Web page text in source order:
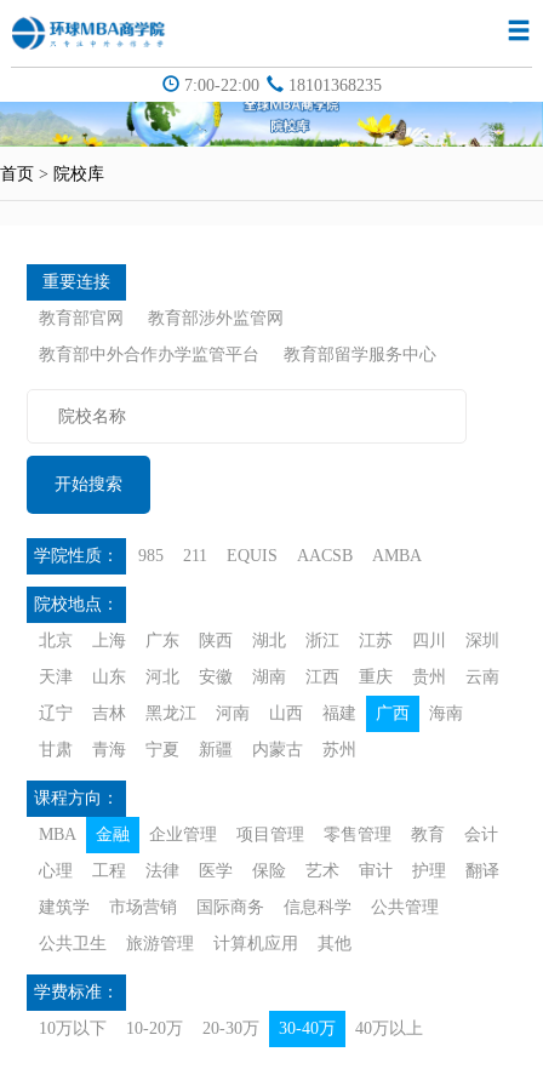
7:00-22:00 18101368235
首页 > 院校库
重要连接
教育部官网
教育部涉外监管网
教育部中外合作办学监管平台
教育部留学服务中心
开始搜索
学院性质： 985 211 EQUIS AACSB AMBA
院校地点：
北京
上海 广东 陕西 湖北 浙江 江苏 四川
深圳
天津
山东 河北 安徽 湖南 江西 重庆 贵州
云南
辽宁
吉林 黑龙江 河南 山西 福建 广西
海南
甘肃
青海 宁夏 新疆 内蒙古 苏州
课程方向：
MBA
金融 企业管理 项目管理 零售管理 教育
会计
心理
工程 法律 医学 保险 艺术 审计 护理
翻译
建筑学
市场营销 国际商务 信息科学
公共管理
公共卫生
旅游管理 计算机应用 其他
学费标准：
10万以下
10-20万 20-30万 30-40万 40万以上